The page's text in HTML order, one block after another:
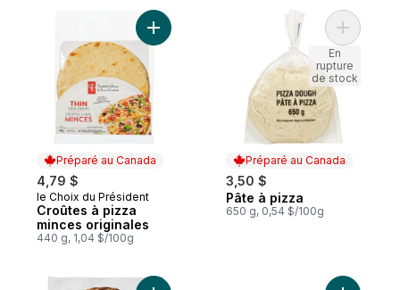
Préparé au Canada
4,79 $
Préparé au Canada
le Choix du Président
Croûtes à pizza
minces originales
440 g, 1,04 $/100g
Ajouter Croûtes à pizza minces originales
Préparé au Canada
3,50 $
Préparé au Canada
Pâte à pizza
650 g, 0,54 $/100g
Ajouter
En
rupture
de stock